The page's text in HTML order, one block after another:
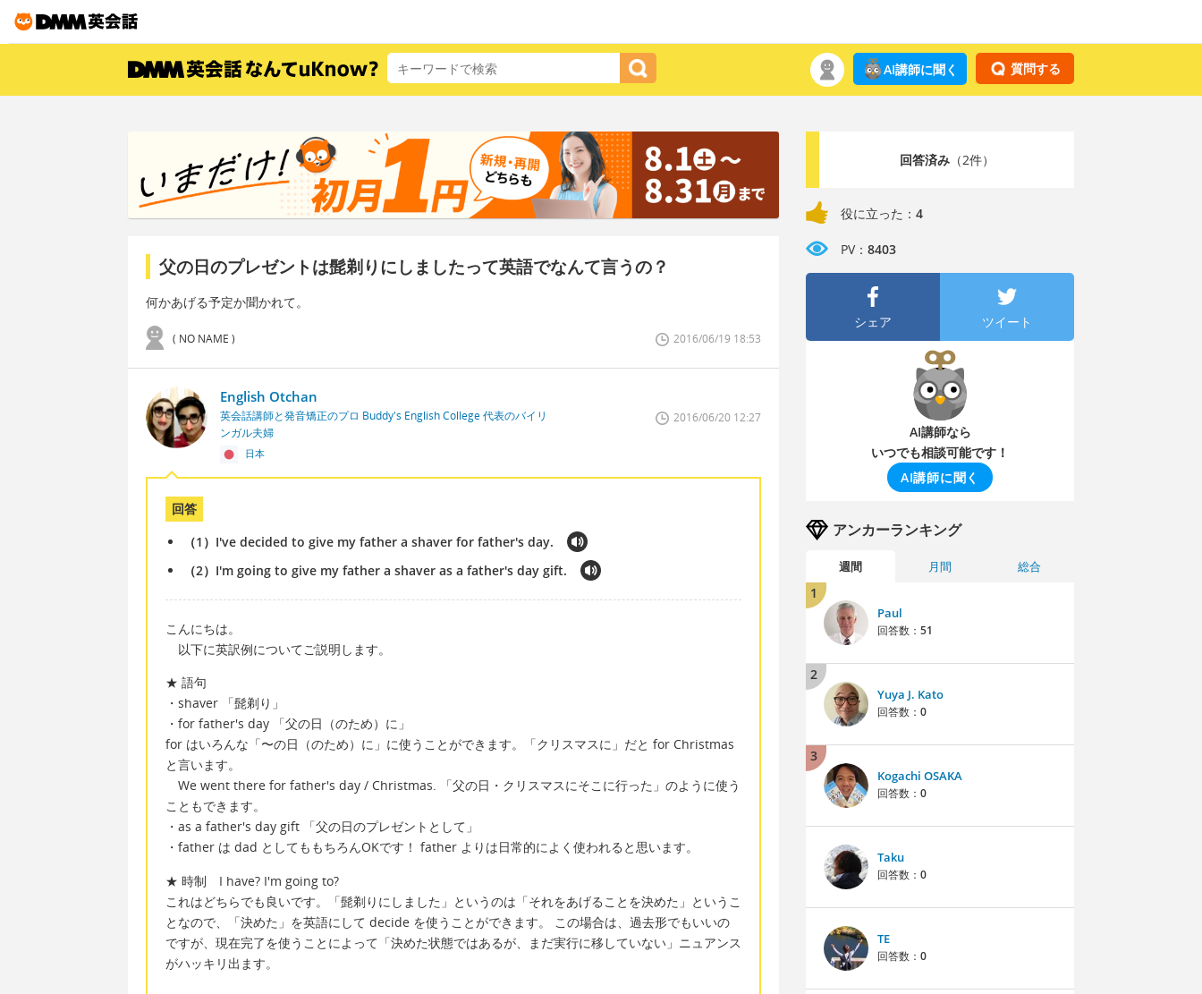
質問する
AI講師に聞く
父の日のプレゼントは髭剃りにしましたって英語でなんて言うの？
何かあげる予定か聞かれて。
( NO NAME ) 2016/06/19 18:53
English Otchan
英会話講師と発音矯正のプロ Buddy's English College 代表のバイリ
ンガル夫婦
日本
2016/06/20 12:27
回答
（1）I've decided to give my father a shaver for father's day.
（2）I'm going to give my father a shaver as a father's day gift.
こんにちは。
以下に英訳例についてご説明します。
★ 語句
・shaver 「髭剃り」
・for father's day 「父の日（のため）に」
for はいろんな「〜の日（のため）に」に使うことができます。「クリスマスに」だと for Christmas
と言います。
We went there for father's day / Christmas. 「父の日・クリスマスにそこに行った」のように使う
こともできます。
・as a father's day gift 「父の日のプレゼントとして」
・father は dad としてももちろんOKです！ father よりは日常的によく使われると思います。
★ 時制 I have? I'm going to?
これはどちらでも良いです。「髭剃りにしました」というのは「それをあげることを決めた」というこ
となので、「決めた」を英語にして decide を使うことができます。 この場合は、過去形でもいいの
ですが、現在完了を使うことによって「決めた状態ではあるが、まだ実行に移していない」ニュアンス
がハッキリ出ます。
回答済み（2件）
役に立った： 4
PV： 8403
シェア ツイート
AI講師なら
いつでも相談可能です！
AI講師に聞く
アンカーランキング
週間 月間 総合
1
Paul
回答数： 51
2
Yuya J. Kato
回答数： 0
3
Kogachi OSAKA
回答数： 0
Taku
回答数： 0
TE
回答数： 0